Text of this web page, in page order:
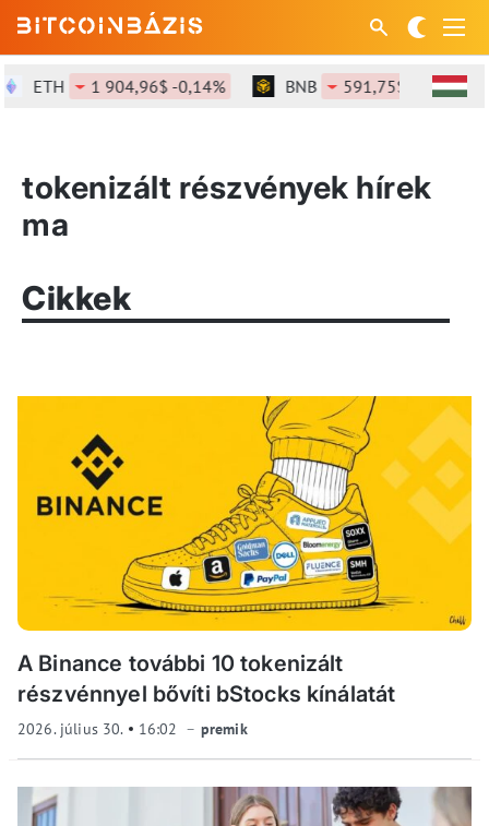
ETH 1 904,96$ -0,14% BNB 591,75$ -0,57%
tokenizált részvények hírek
ma
Cikkek
A Binance további 10 tokenizált
részvénnyel bővíti bStocks kínálatát
2026. július 30. 16:02 premik